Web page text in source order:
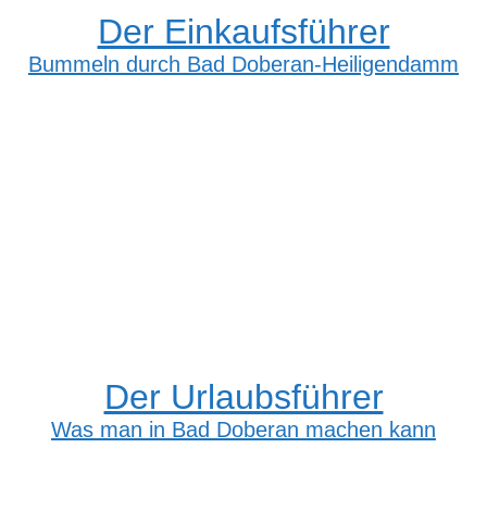
Der Einkaufsführer
Bummeln durch Bad Doberan-Heiligendamm
Der Urlaubsführer
Was man in Bad Doberan machen kann